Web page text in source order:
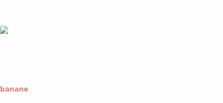
banane